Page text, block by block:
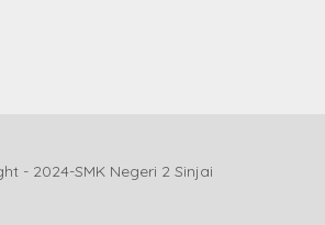
- 2024-SMK Negeri 2 Sinjai